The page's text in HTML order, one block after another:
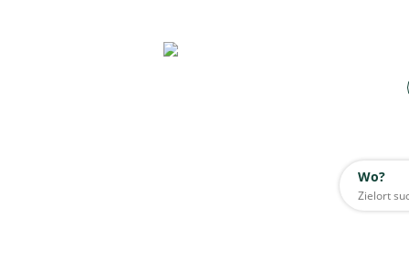
Wo?
Wo?